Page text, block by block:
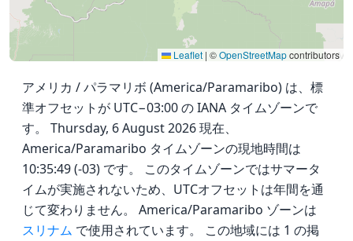
Leaflet | ©OpenStreetMapcontributors
アメリカ / パラマリボ (America/Paramaribo) は、標
準オフセットが UTC−03:00 の IANA タイムゾーンで
す。 Thursday, 6 August 2026 現在、
America/Paramaribo タイムゾーンの現地時間は
10:35:49 (-03) です。 このタイムゾーンではサマータ
イムが実施されないため、UTCオフセットは年間を通
じて変わりません。 America/Paramaribo ゾーンは
スリナム で使用されています。 この地域には 1 の掲